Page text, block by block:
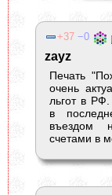
37 0
zayz
Печать
очень
льгот в
в
въездом
счетами в